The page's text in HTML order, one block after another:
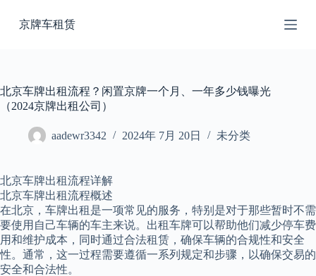
过
京牌车租赁
北京车牌出租流程？闲置京牌一个月、一年多少钱曝光
（2024京牌出租公司）
aadewr3342 2024年 7月 20日 未分类
北京车牌出租流程详解
北京车牌出租流程概述
在北京，车牌出租是一项常见的服务，特别是对于那些暂时不需
要使用自己车辆的车主来说。出租车牌可以帮助他们减少停车费
用和维护成本，同时通过合法租赁，确保车辆的合规性和安全
性。通常，这一过程需要遵循一系列规定和步骤，以确保交易的
安全和合法性。